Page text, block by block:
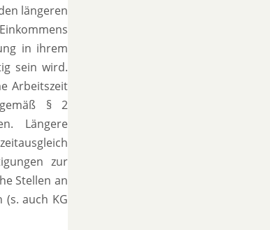
längeren
in ihrem
sein wird.
Arbeitszeit
§ 2
Längere
zur
Stellen an
auch KG